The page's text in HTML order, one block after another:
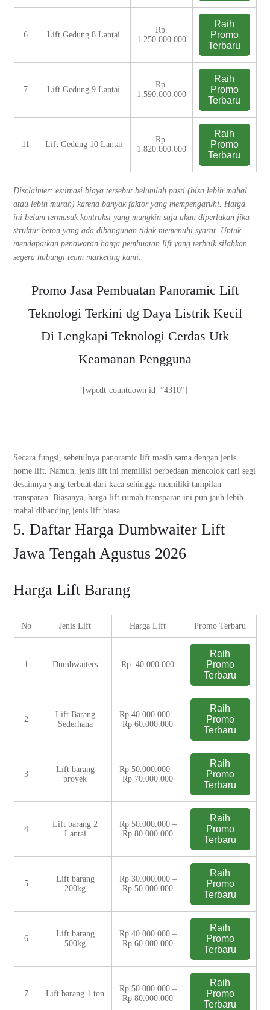
6 Lift Gedung 8 Lantai
Rp.
1.250.000.000
Raih
Promo
Terbaru
7 Lift Gedung 9 Lantai
Rp.
1.590.000.000
Raih
Promo
Terbaru
11 Lift Gedung 10 Lantai
Rp.
1.820.000.000
Raih
Promo
Terbaru
Disclaimer: estimasi biaya tersebut belumlah pasti (bisa lebih mahal
atau lebih murah) karena banyak faktor yang mempengaruhi. Harga
ini belum termasuk kontruksi yang mungkin saja akan diperlukan jika
struktur beton yang ada dibangunan tidak memenuhi syarat. Untuk
mendapatkan penawaran harga pembuatan lift yang terbaik silahkan
segera hubungi team marketing kami.
Promo Jasa Pembuatan Panoramic Lift
Teknologi Terkini dg Daya Listrik Kecil
Di Lengkapi Teknologi Cerdas Utk
Keamanan Pengguna
[wpcdt-countdown id=”4310″]
Secara fungsi, sebetulnya panoramic lift masih sama dengan jenis
home lift. Namun, jenis lift ini memiliki perbedaan mencolok dari segi
desainnya yang terbuat dari kaca sehingga memiliki tampilan
transparan. Biasanya, harga lift rumah transparan ini pun jauh lebih
mahal dibanding jenis lift biasa.
5. Daftar Harga Dumbwaiter Lift
Jawa Tengah Agustus 2026
Harga Lift Barang
No Jenis Lift Harga Lift Promo Terbaru
1 Dumbwaiters Rp. 40.000.000
Raih
Promo
Terbaru
2
Lift Barang
Sederhana
Rp 40.000.000 –
Rp 60.000.000
Raih
Promo
Terbaru
3
Lift barang
proyek
Rp 50.000.000 –
Rp 70.000.000
Raih
Promo
Terbaru
4
Lift barang 2
Lantai
Rp 50.000.000 –
Rp 80.000.000
Raih
Promo
Terbaru
5
Lift barang
200kg
Rp 30.000.000 –
Rp 50.000.000
Raih
Promo
Terbaru
6
Lift barang
500kg
Rp 40.000.000 –
Rp 60.000.000
Raih
Promo
Terbaru
7 Lift barang 1 ton
Rp 50.000.000 –
Rp 80.000.000
Raih
Promo
Terbaru